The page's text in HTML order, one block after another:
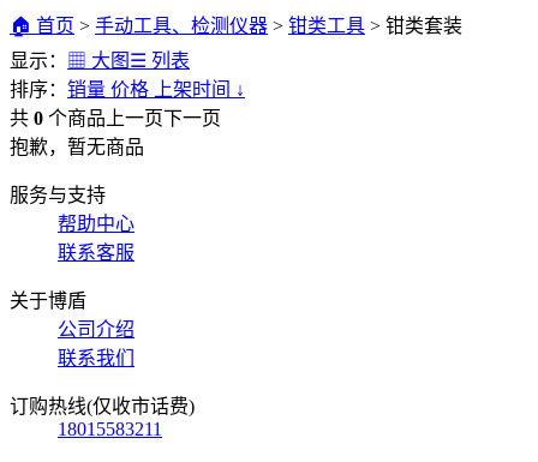
🏠 首页 > 手动工具、检测仪器 > 钳类工具 > 钳类套装
显示：
▦ 大图 ☰ 列表
排序： 销量 价格 上架时间 ↓
共 0 个商品 上一页下一页
抱歉，暂无商品
服务与支持
帮助中心
联系客服
关于博盾
公司介绍
联系我们
订购热线(仅收市话费)
18015583211